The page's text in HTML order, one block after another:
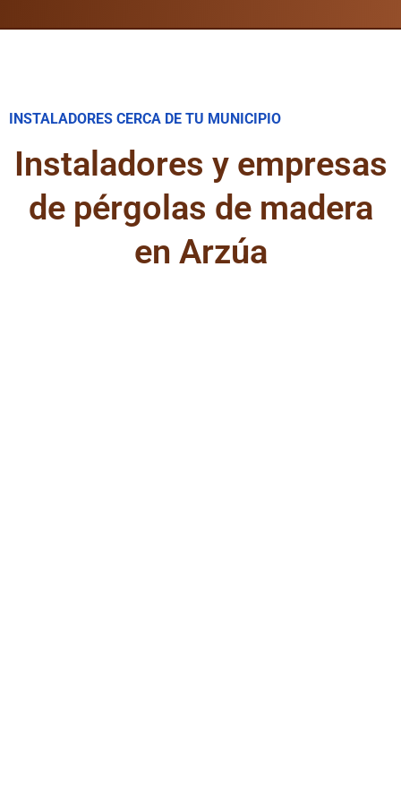
INSTALADORES CERCA DE TU MUNICIPIO
Instaladores y empresas
de pérgolas de madera
en Arzúa